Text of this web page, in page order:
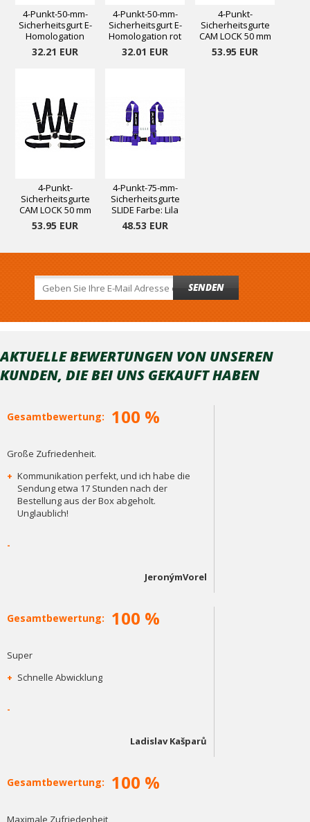
4-Punkt-50-mm-
Sicherheitsgurt E-
Homologation
schwarz
32.21 EUR
4-Punkt-50-mm-
Sicherheitsgurt E-
Homologation rot
32.01 EUR
4-Punkt-
Sicherheitsgurte
CAM LOCK 50 mm
rot
53.95 EUR
4-Punkt-
Sicherheitsgurte
CAM LOCK 50 mm
schwarz
53.95 EUR
4-Punkt-75-mm-
Sicherheitsgurte
SLIDE Farbe: Lila
48.53 EUR
SENDEN
AKTUELLE BEWERTUNGEN VON UNSEREN
KUNDEN, DIE BEI ​​UNS GEKAUFT HABEN
Gesamtbewertung: 100 %
Große Zufriedenheit.
+ Kommunikation perfekt, und ich habe die
Sendung etwa 17 Stunden nach der
Bestellung aus der Box abgeholt.
Unglaublich!
-
JeronýmVorel
Gesamtbewertung: 100 %
Super
+ Schnelle Abwicklung
-
Ladislav Kašparů
Gesamtbewertung: 100 %
Maximale Zufriedenheit